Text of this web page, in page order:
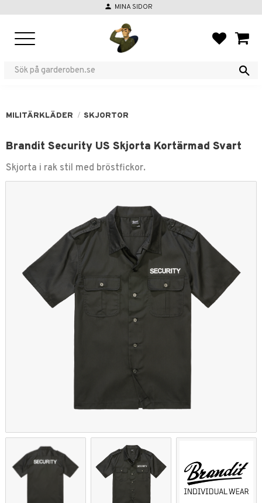
person MINA SIDOR
MILITÄRKLÄDER SKJORTOR
Brandit Security US Skjorta Kortärmad Svart
Skjorta i rak stil ​med bröstfickor.